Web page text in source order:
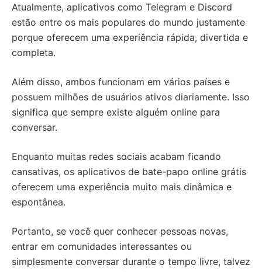
Atualmente, aplicativos como Telegram e Discord
estão entre os mais populares do mundo justamente
porque oferecem uma experiência rápida, divertida e
completa.
Além disso, ambos funcionam em vários países e
possuem milhões de usuários ativos diariamente. Isso
significa que sempre existe alguém online para
conversar.
Enquanto muitas redes sociais acabam ficando
cansativas, os aplicativos de bate-papo online grátis
oferecem uma experiência muito mais dinâmica e
espontânea.
Portanto, se você quer conhecer pessoas novas,
entrar em comunidades interessantes ou
simplesmente conversar durante o tempo livre, talvez